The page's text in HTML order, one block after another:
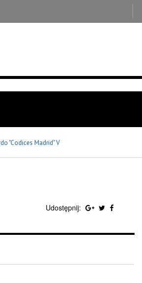
"Codices Madrid" V
Udostępnij: